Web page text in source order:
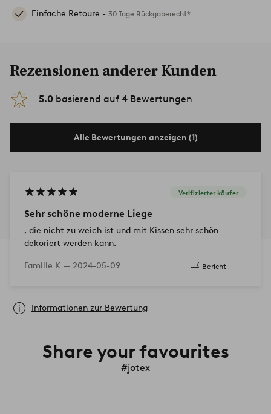
Einfache Retoure - 30 Tage Rückgaberecht*
Rezensionen anderer Kunden
5.0 basierend auf 4 Bewertungen
Alle Bewertungen anzeigen (1)
Verifizierter käufer
Sehr schöne moderne Liege
, die nicht zu weich ist und mit Kissen sehr schön
dekoriert werden kann.
Familie K — 2024-05-09 Bericht
Informationen zur Bewertung
Share your favourites
#jotex